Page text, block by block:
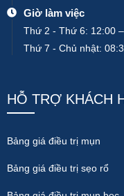
Giờ làm việc
Thứ 2 - Thứ 6: 12:00
Thứ 7 - Chủ nhật:
HỖ TRỢ KHÁCH
Bảng giá điều trị mụn
Bảng giá điều trị sẹo rổ